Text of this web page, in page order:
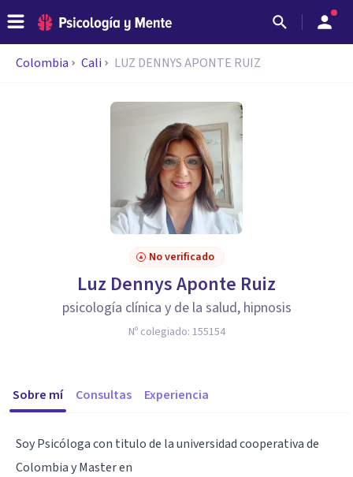
Colombia Cali LUZ DENNYS APONTE RUIZ
No verificado
Luz Dennys Aponte Ruiz
psicología clínica y de la salud, hipnosis
Nº colegiado: 155154
Sobre mí Consultas Experiencia
Soy Psicóloga con titulo de la universidad cooperativa de
Colombia y Master en